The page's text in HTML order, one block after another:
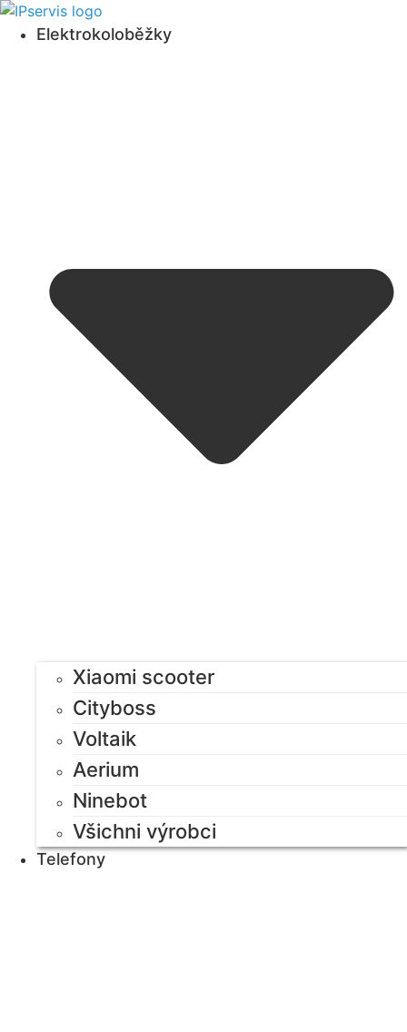
Přejít
k obsahuElektrokoloběžky
Xiaomi scooter
Cityboss
Voltaik
Aerium
Ninebot
Všichni výrobci
Telefony